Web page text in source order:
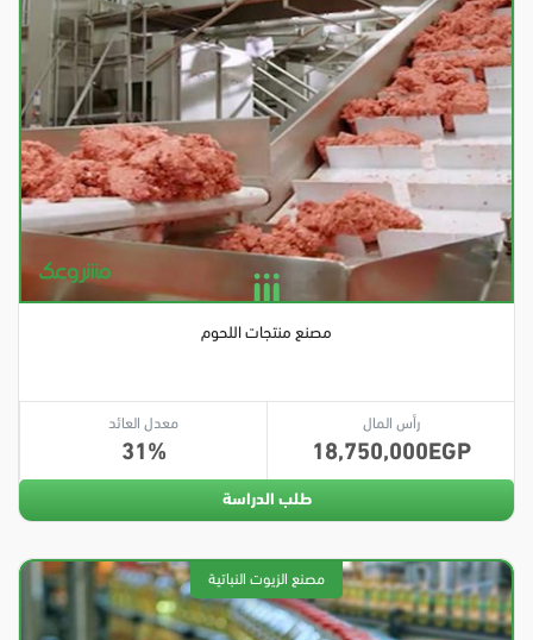
مصنع منتجات اللحوم
رأس المال
18,750,000
معدل العائد
31
طلب الدراسة